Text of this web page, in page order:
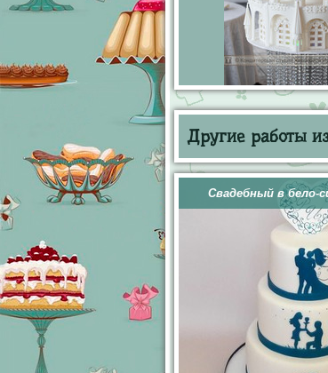
Другие работы
Свадебный в бело-